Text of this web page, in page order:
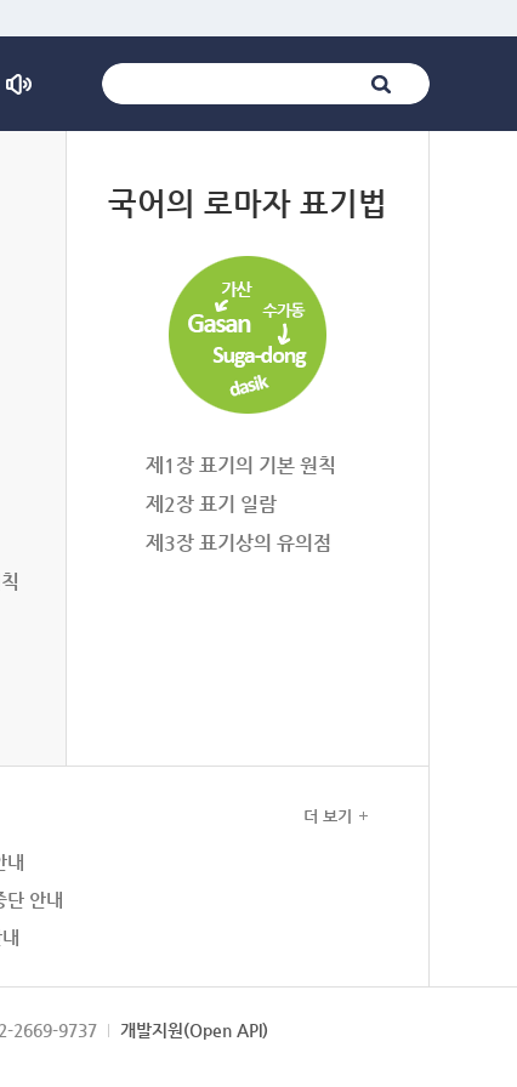
국어의 로마자 표기법
제1장 표기의 기본 원칙
제2장 표기 일람
제3장 표기상의 유의점
내
단 안내
더 보기
2669-9737 개발지원(Open API)